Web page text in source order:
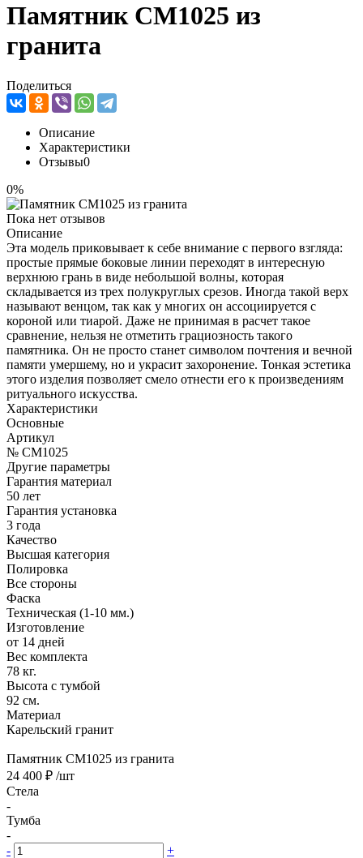
Памятник CM1025 из
гранита
Поделиться
Описание
Характеристики
Отзывы0
0%
Пока нет отзывов
Описание
Эта модель приковывает к себе внимание с первого взгляда:
простые прямые боковые линии переходят в интересную
верхнюю грань в виде небольшой волны, которая
складывается из трех полукруглых срезов. Иногда такой верх
называют венцом, так как у многих он ассоциируется с
короной или тиарой. Даже не принимая в расчет такое
сравнение, нельзя не отметить грациозность такого
памятника. Он не просто станет символом почтения и вечной
памяти умершему, но и украсит захоронение. Тонкая эстетика
этого изделия позволяет смело отнести его к произведениям
ритуального искусства.
Характеристики
Основные
Артикул
№ CM1025
Другие параметры
Гарантия материал
50 лет
Гарантия установка
3 года
Качество
Высшая категория
Полировка
Все стороны
Фаска
Техническая (1-10 мм.)
Изготовление
от 14 дней
Вес комплекта
78 кг.
Высота с тумбой
92 см.
Материал
Карельский гранит
Памятник CM1025 из гранита
24 400 ₽ /шт
Стела
-
Тумба
-
-
+